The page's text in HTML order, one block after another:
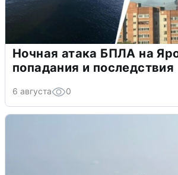
Ночная атака БПЛА на
попадания и последствия
6 августа 0